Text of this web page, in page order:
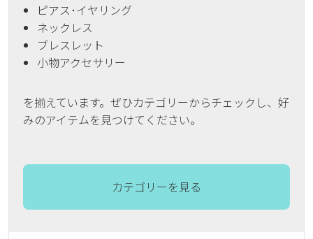
ピアス･イヤリング
ネックレス
ブレスレット
小物アクセサリー
を揃えています。ぜひカテゴリーからチェックし、好
みのアイテムを見つけてください。
カテゴリーを見る